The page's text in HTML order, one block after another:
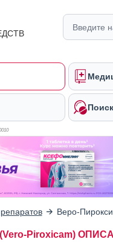
Веро-
Piroxicam)